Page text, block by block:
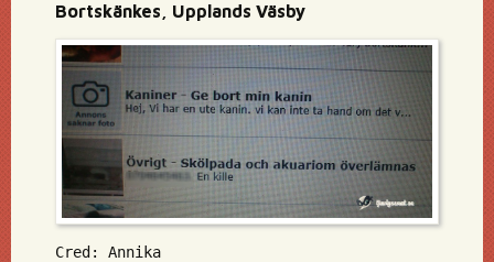
Bortskänkes, Upplands Väsby
Cred: Annika